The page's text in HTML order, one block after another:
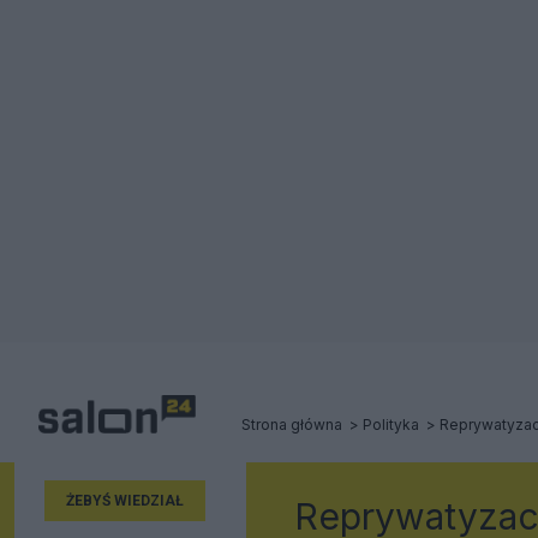
Strona główna Polityka
ŻEBYŚ WIEDZIAŁ